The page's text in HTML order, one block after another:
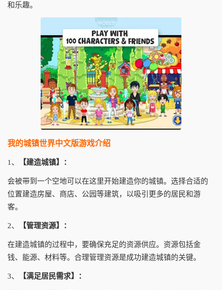
和乐趣。
我的城镇世界中文版游戏介绍
1、 【建造城镇】：
会被带到一个空地可以在这里开始建造你的城镇。选择合适的
位置建造房屋、商店、公园等建筑，以吸引更多的居民和游
客。
2、 【管理资源】：
在建造城镇的过程中，要确保充足的资源供应。资源包括金
钱、能源、材料等。合理管理资源是成功建造城镇的关键。
3、 【满足居民需求】：